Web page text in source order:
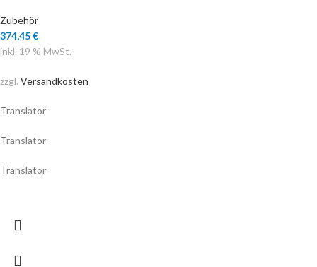
Zubehör
374,45€
inkl. 19 % MwSt.
zzgl. Versandkosten
Translator
Translator
Translator